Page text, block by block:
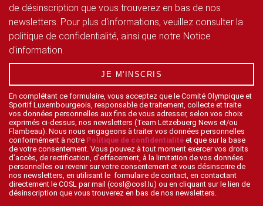
de désinscription que vous trouverez en bas de nos
newsletters. Pour plus d'informations, veuillez consulter la
politique de confidentialité, ainsi que notre Notice
d'information.
JE M'INSCRIS
En complétant ce formulaire, vous acceptez que le Comité Olympique et
Sportif Luxembourgeois, responsable de traitement, collecte et traite
vos données personnelles aux fins de vous adresser, selon vos choix
exprimés ci-dessus, nos newsletters (Team Lëtzebuerg News et/ou
Flambeau). Nous nous engageons à traiter vos données personnelles
conformément à notre Politique de confidentialité et que sur la base
de votre consentement. Vous pouvez à tout moment exercer vos droits
d’accès, de rectification, d’effacement, à la limitation de vos données
personnelles ou revenir sur votre consentement et vous désinscrire de
nos newsletters, en utilisant le formulaire de contact, en contactant
directement le COSL par mail (cosl@cosl.lu) ou en cliquant sur le lien de
désinscription que vous trouverez en bas de nos newsletters.